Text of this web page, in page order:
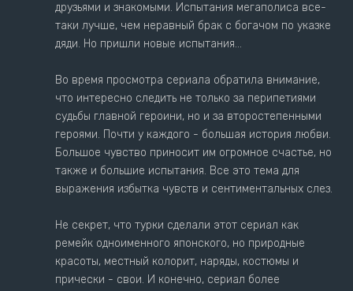
друзьями и знакомыми. Испытания мегаполиса все-
таки лучше, чем неравный брак с богачом по указке
дяди. Но пришли новые испытания...
Во время просмотра сериала обратила внимание,
что интересно следить не только за перипетиями
судьбы главной героини, но и за второстепенными
героями. Почти у каждого - большая история любви.
Большое чувство приносит им огромное счастье, но
также и большие испытания. Все это тема для
выражения избытка чувств и сентиментальных слез.
Не секрет, что турки сделали этот сериал как
ремейк одноименного японского, но природные
красоты, местный колорит, наряды, костюмы и
прически - свои. И конечно, сериал более